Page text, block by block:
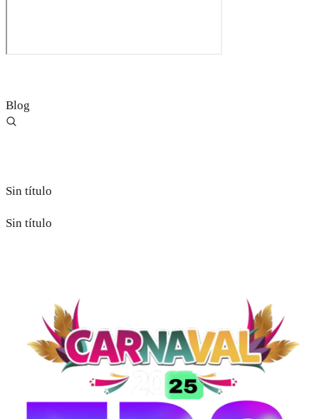
Blog
Sin título
Sin título